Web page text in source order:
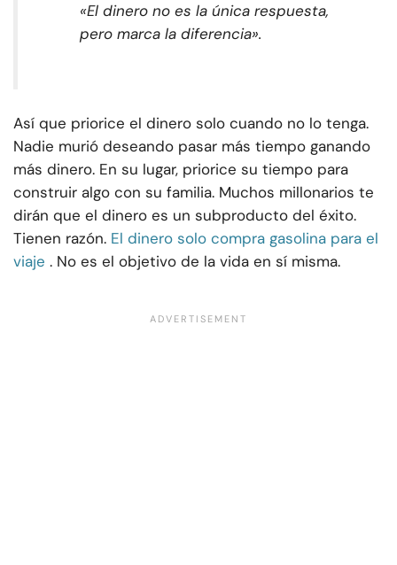
«El dinero no es la única respuesta,
pero marca la diferencia».
Así que priorice el dinero solo cuando no lo tenga.
Nadie murió deseando pasar más tiempo ganando
más dinero. En su lugar, priorice su tiempo para
construir algo con su familia. Muchos millonarios te
dirán que el dinero es un subproducto del éxito.
Tienen razón. El dinero solo compra gasolina para el
viaje . No es el objetivo de la vida en sí misma.